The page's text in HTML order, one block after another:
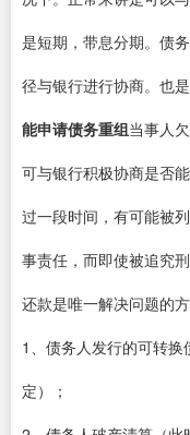
是短期，带息分期。债
径与银行进行协商。也是
能申请债务重组当事人
可与银行积极协商是否
过一段时间，有可能被
事责任，而即使被追究
还款是唯一解决问题的
1、债务人发行的可转
定）；